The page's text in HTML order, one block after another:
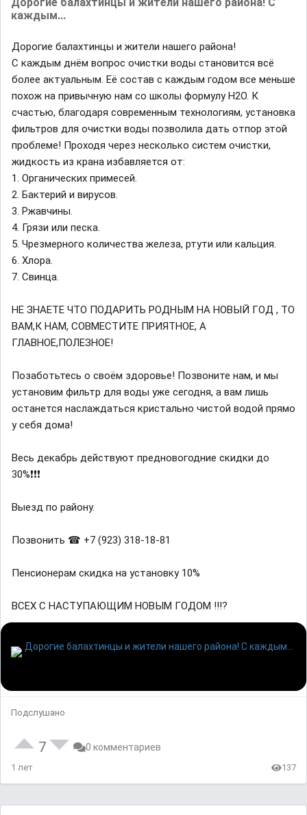
каждым...
Дорогие балахтинцы и жители нашего района!
С каждым днём вопрос очистки воды становится всё
более актуальным. Её состав с каждым годом все меньше
похож на привычную нам со школы формулу H2O. К
счастью, благодаря современным технологиям, установка
фильтров для очистки воды позволила дать отпор этой
проблеме! Проходя через несколько систем очистки,
жидкость из крана избавляется от:
1. Органических примесей.
2. Бактерий и вирусов.
3. Ржавчины.
4. Грязи или песка.
5. Чрезмерного количества железа, ртути или кальция.
6. Хлора.
7. Свинца.
НЕ ЗНАЕТЕ ЧТО ПОДАРИТЬ РОДНЫМ НА НОВЫЙ ГОД , ТО
ВАМ,К НАМ, СОВМЕСТИТЕ ПРИЯТНОЕ, А
ГЛАВНОЕ,ПОЛЕЗНОЕ!
Позаботьтесь о своём здоровье! Позвоните нам, и мы
установим фильтр для воды уже сегодня, а вам лишь
останется наслаждаться кристально чистой водой прямо
у себя дома!
Весь декабрь действуют предновогодние скидки до
30%❗❗❗
Выезд по району.
Позвонить ☎ +7 (923) 318-18-81
Пенсионерам скидка на установку 10%
ВСЕХ С НАСТУПАЮЩИМ НОВЫМ ГОДОМ !!!?
Подслушано
7 0 комментариев
1 лет 137